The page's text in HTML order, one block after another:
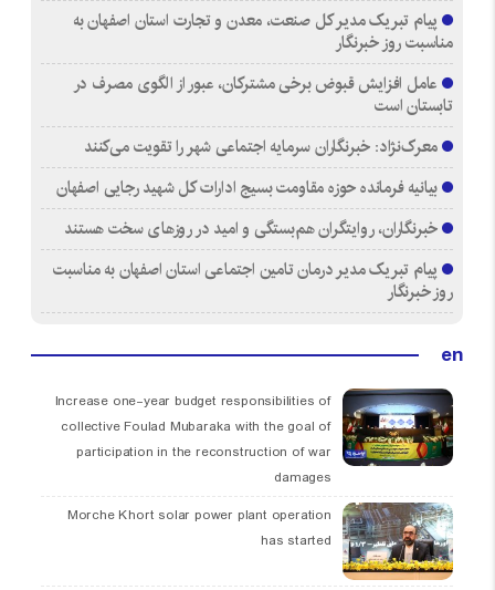
پیام تبریک مدیر کل صنعت، معدن و تجارت استان اصفهان به
مناسبت روز خبرنگار
عامل افزایش قبوض برخی مشترکان، عبور از الگوی مصرف در
تابستان است
معرک‌نژاد: خبرنگاران سرمایه اجتماعی شهر را تقویت می‌کنند
بیانیه فرمانده حوزه مقاومت بسیج ادارات کل شهید رجایی اصفهان
خبرنگاران، روایتگران هم‌بستگی و امید در روزهای سخت هستند
پیام تبریک مدیر درمان تامین اجتماعی استان اصفهان به مناسبت
روز خبرنگار
en
Increase one-year budget responsibilities of
collective Foulad Mubaraka with the goal of
participation in the reconstruction of war
damages
Morche Khort solar power plant operation
has started